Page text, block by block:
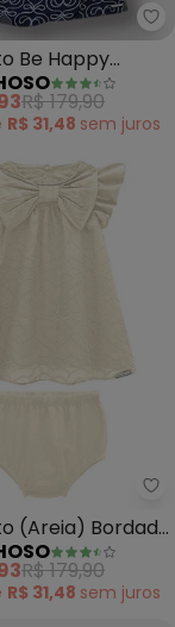
Blusa
Be Happy
(Off White)
R$ 179,90
R$ 31,48 sem juros
Conjunto Cool
(Areia) Bordado
Menina
R$ 179,90
R$ 31,48 sem juros